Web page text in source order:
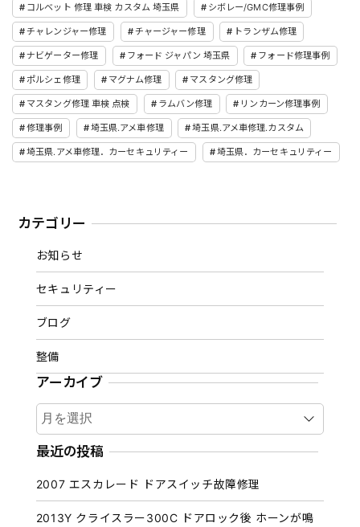
コルベット 修理 車検 カスタム 埼玉県 シボレー/GMC修理事例
チャレンジャー修理 チャージャー修理 トランザム修理
ナビゲーター修理 フォード ジャパン 埼玉県 フォード修理事例
ポルシェ修理 マグナム修理 マスタング修理
マスタング修理 車検 点検 ラムバン修理 リンカーン修理事例
修理事例 埼玉県.アメ車修理 埼玉県.アメ車修理.カスタム
埼玉県.アメ車修理．カーセキュリティー 埼玉県．カーセキュリティー
カテゴリー
お知らせ
セキュリティー
ブログ
整備
アーカイブ
ア
ー
カ
ブ
最近の投稿
2007 エスカレード ドアスイッチ故障修理
2013Y クライスラー300C ドアロック後 ホーンが鳴